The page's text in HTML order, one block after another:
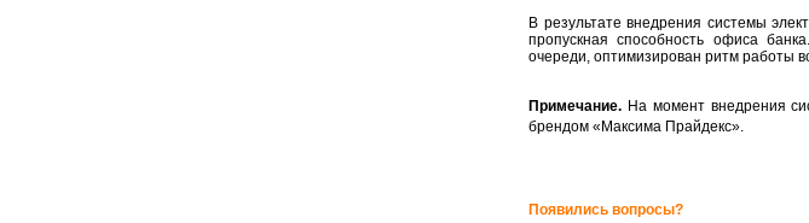
В результате внедрения системы
пропускная способность офиса
очереди, оптимизирован ритм работы
Примечание. На момент внедрения
брендом «Максима Прайдекс».
Появились вопросы?